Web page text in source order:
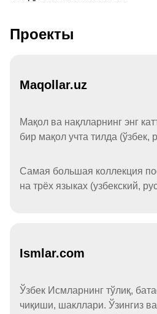
Проекты
Maqollar.uz
Мақол ва нақлларнинг энг
бир мақол учта тилда (ўзбек,
Самая большая коллекция
на трёх языках (узбекский,
Ismlar.com
Ўзбек Исмларнинг тўлиқ,
чиқиши, шакллари. Ўзингиз